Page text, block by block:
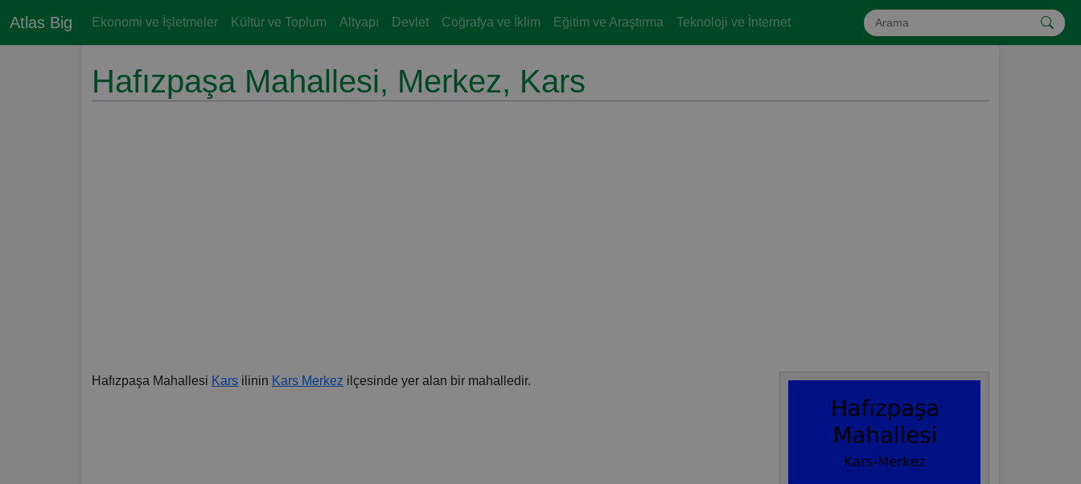
Atlas Big Ekonomi ve İşletmeler Kültür ve Toplum Altyapı Devlet Coğrafya ve İklim Eğitim ve Araştırma Teknoloji ve İnternet
Hafızpaşa Mahallesi, Merkez, Kars
Hafızpaşa Mahallesi Kars ilinin Kars Merkez ilçesinde yer alan bir mahalledir.